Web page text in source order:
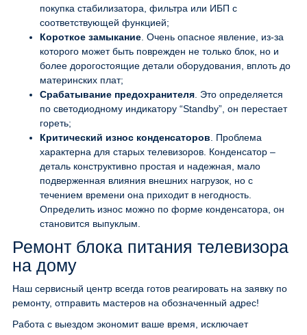
покупка стабилизатора, фильтра или ИБП с
соответствующей функцией;
Короткое замыкание . Очень опасное явление, из-за
которого может быть поврежден не только блок, но и
более дорогостоящие детали оборудования, вплоть до
материнских плат;
Срабатывание предохранителя . Это определяется
по светодиодному индикатору “Standby”, он перестает
гореть;
Критический износ конденсаторов . Проблема
характерна для старых телевизоров. Конденсатор –
деталь конструктивно простая и надежная, мало
подверженная влияния внешних нагрузок, но с
течением времени она приходит в негодность.
Определить износ можно по форме конденсатора, он
становится выпуклым.
Ремонт блока питания телевизора
на дому
Наш сервисный центр всегда готов реагировать на заявку по
ремонту, отправить мастеров на обозначенный адрес!
Работа с выездом экономит ваше время, исключает